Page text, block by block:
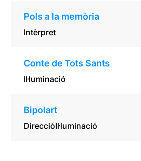
Pols a la memòria
Intèrpret
Conte de Tots Sants
Il·luminació
Bipolart
DireccióIl·luminació